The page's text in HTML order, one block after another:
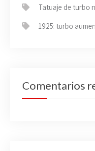
Tatuaje de turbo
1925: turbo
Comentarios